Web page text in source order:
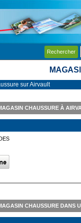
Rechercher
sur Airvault
CHAUSSURE À
CHAUSSURE DANS